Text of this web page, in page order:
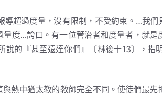
超過度量，沒有限制，不受約束。…我們
度…誇口。有一位管治者和度量者，就是
說的『甚至遠達你們』〔林後十13〕，指
熱中猶太教的教師完全不同。使徒們最